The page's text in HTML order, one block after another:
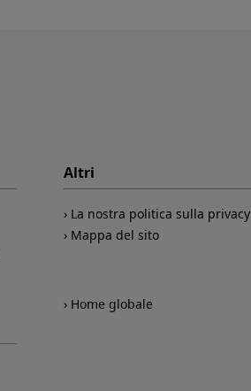
Altri
La nostra politica sulla privacy
Mappa del sito
Home globale